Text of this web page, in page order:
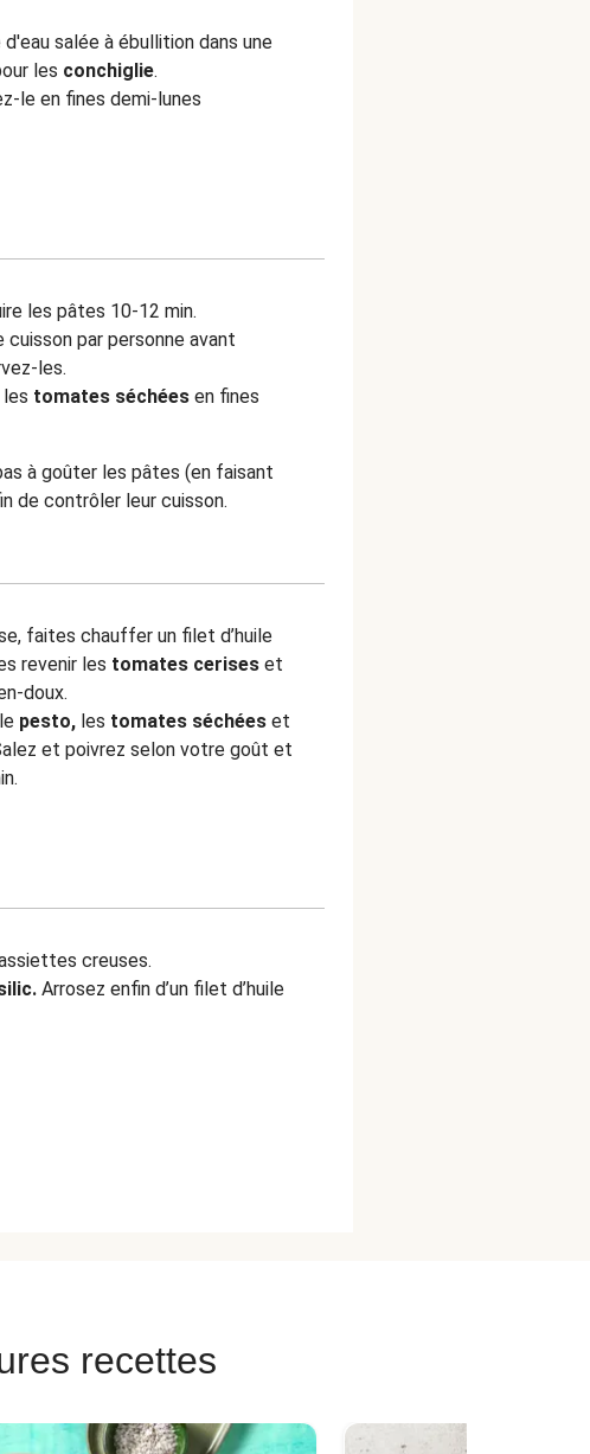
salée à ébullition dans une
les conchiglie.
le en fines demi-lunes
les pâtes 10-12 min.
par personne avant
les.
tomates séchées en fines
à goûter les pâtes (en faisant
de contrôler leur cuisson.
faites chauffer un filet d’huile
revenir les tomates cerises et
doux.
pesto, les tomates séchées et
et poivrez selon votre goût et
creuses.
Arrosez enfin d’un filet d’huile
recettes